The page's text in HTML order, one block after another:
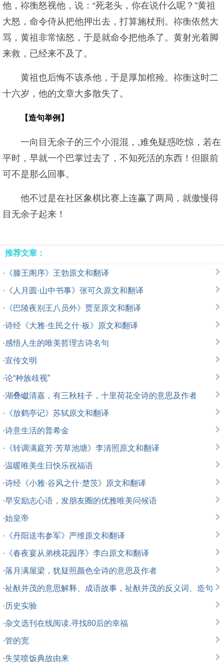
他，祢衡怒视他，说：“死老头，你在说什么呢？”黄祖
大怒，命令侍从把他押出去，打算施杖刑。祢衡依然大
骂，黄祖非常恼怒，于是就命令把他杀了。黄射光着脚
来救，已经来不及了。
黄祖也后悔不该杀他，于是厚加棺殓。祢衡这时二
十六岁，他的文章大多散失了。
【造句举例】
一向目无余子的三个小混混，,难免疑惑吃惊，若在
平时，早就一个巴掌过去了，不知死活的东西！但眼前
可不是那么回事。
他不过是在社区象棋比赛上连赢了两局，就傲慢得
目无余子起来！
推荐文章：
· 《滕王阁序》王勃原文和翻译
· 《人月圆·山中书事》张可久原文和翻译
· 《巴陵夜别王八员外》贾至原文和翻译
·诗经《大雅·生民之什·板》原文和翻译
·感悟人生的唯美哲理古诗名句
·宣传文明
·论“种族歧视”
·湖叠巘清嘉，有三秋桂子，十里荷花全诗的意思及作者
· 《放鹤亭记》苏轼原文和翻译
·诗意生活的普希金
· 《转调满庭芳·芳草池塘》李清照原文和翻译
·温暖唯美生日快乐祝福语
·诗经《小雅·谷风之什·楚茨》原文和翻译
·早安励志心语，发朋友圈的优雅唯美问候语
·始皇帝
· 《丹阳送韦参军》严维原文和翻译
· 《春夜宴从弟桃花园序》李白原文和翻译
·落月满屋梁，犹疑照颜色全诗的意思及作者
·祉猷并茂的意思解释、成语故事，祉猷并茂的反义词、造句
·历史实验
·杂文选刊在线阅读,寻找80后的幸福
·管的宽
·失笑喷饭典故由来